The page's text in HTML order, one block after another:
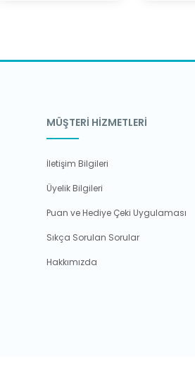
MÜŞTERİ HİZMETLERİ
İletişim Bilgileri
Üyelik Bilgileri
Puan ve Hediye Çeki Uygulaması
Sıkça Sorulan Sorular
Hakkımızda